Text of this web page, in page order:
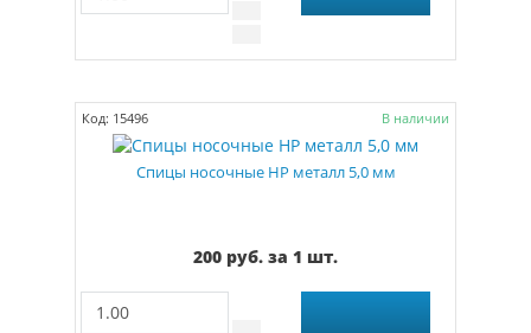
Код: 15496 В наличии
Спицы носочные HP металл 5,0 мм
200 руб. за 1 шт.